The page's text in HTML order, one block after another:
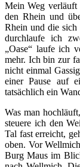
Mein Weg
den Rhein und
Rhein und die sich
durchlaufe ich
„Oase“ laufe ich
mehr. Ich bin zur
nicht einmal
einer Pause auf
tatsächlich ein
Was man
steuere ich den
Tal fast erreicht,
oben. Vor
Burg Maus im